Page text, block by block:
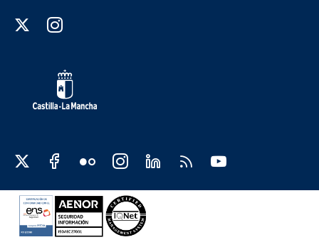
Redes sociales institución
Redes sociales JCCM